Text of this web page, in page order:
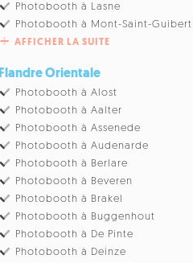
Photobooth à Lasne
Photobooth à Mont-Saint-Guibert
AFFICHER LA SUITE
Flandre Orientale
Photobooth à Alost
Photobooth à Aalter
Photobooth à Assenede
Photobooth à Audenarde
Photobooth à Berlare
Photobooth à Beveren
Photobooth à Brakel
Photobooth à Buggenhout
Photobooth à De Pinte
Photobooth à Deinze